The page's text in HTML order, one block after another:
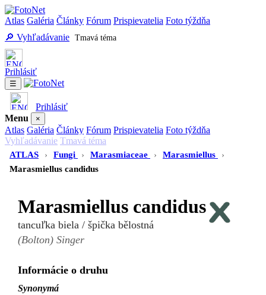
Atlas Galéria Články Fórum Prispievatelia Foto týždňa
🔎 Vyhľadávanie Tmavá téma
Prihlásiť
☰
Prihlásiť
Menu
×
Atlas Galéria Články Fórum Prispievatelia Foto týždňa
Vyhľadávanie Tmavá téma
ATLAS
› Fungi › Marasmiaceae › Marasmiellus
›
Marasmiellus candidus
Marasmiellus candidus
tancuľka biela / špička bělostná
(Bolton) Singer
Informácie o druhu
Synonymá